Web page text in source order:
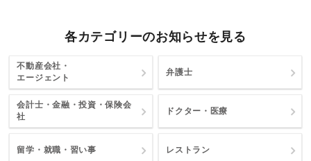
各カテゴリーのお知らせを見る
不動産会社・
エージェント
弁護士
会計士・金融・投資・保険会
社
ドクター・医療
留学・就職・習い事 レストラン